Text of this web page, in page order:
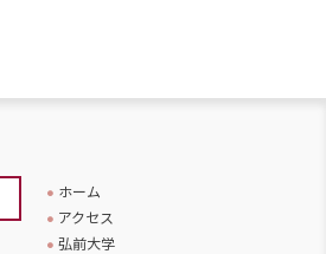
ホーム
アクセス
弘前大学